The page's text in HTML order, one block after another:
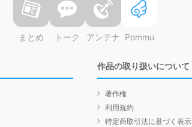
まとめ トーク アンテナ Pommu
作品の取り扱いについて
著作権
利用規約
特定商取引法に基づく表示